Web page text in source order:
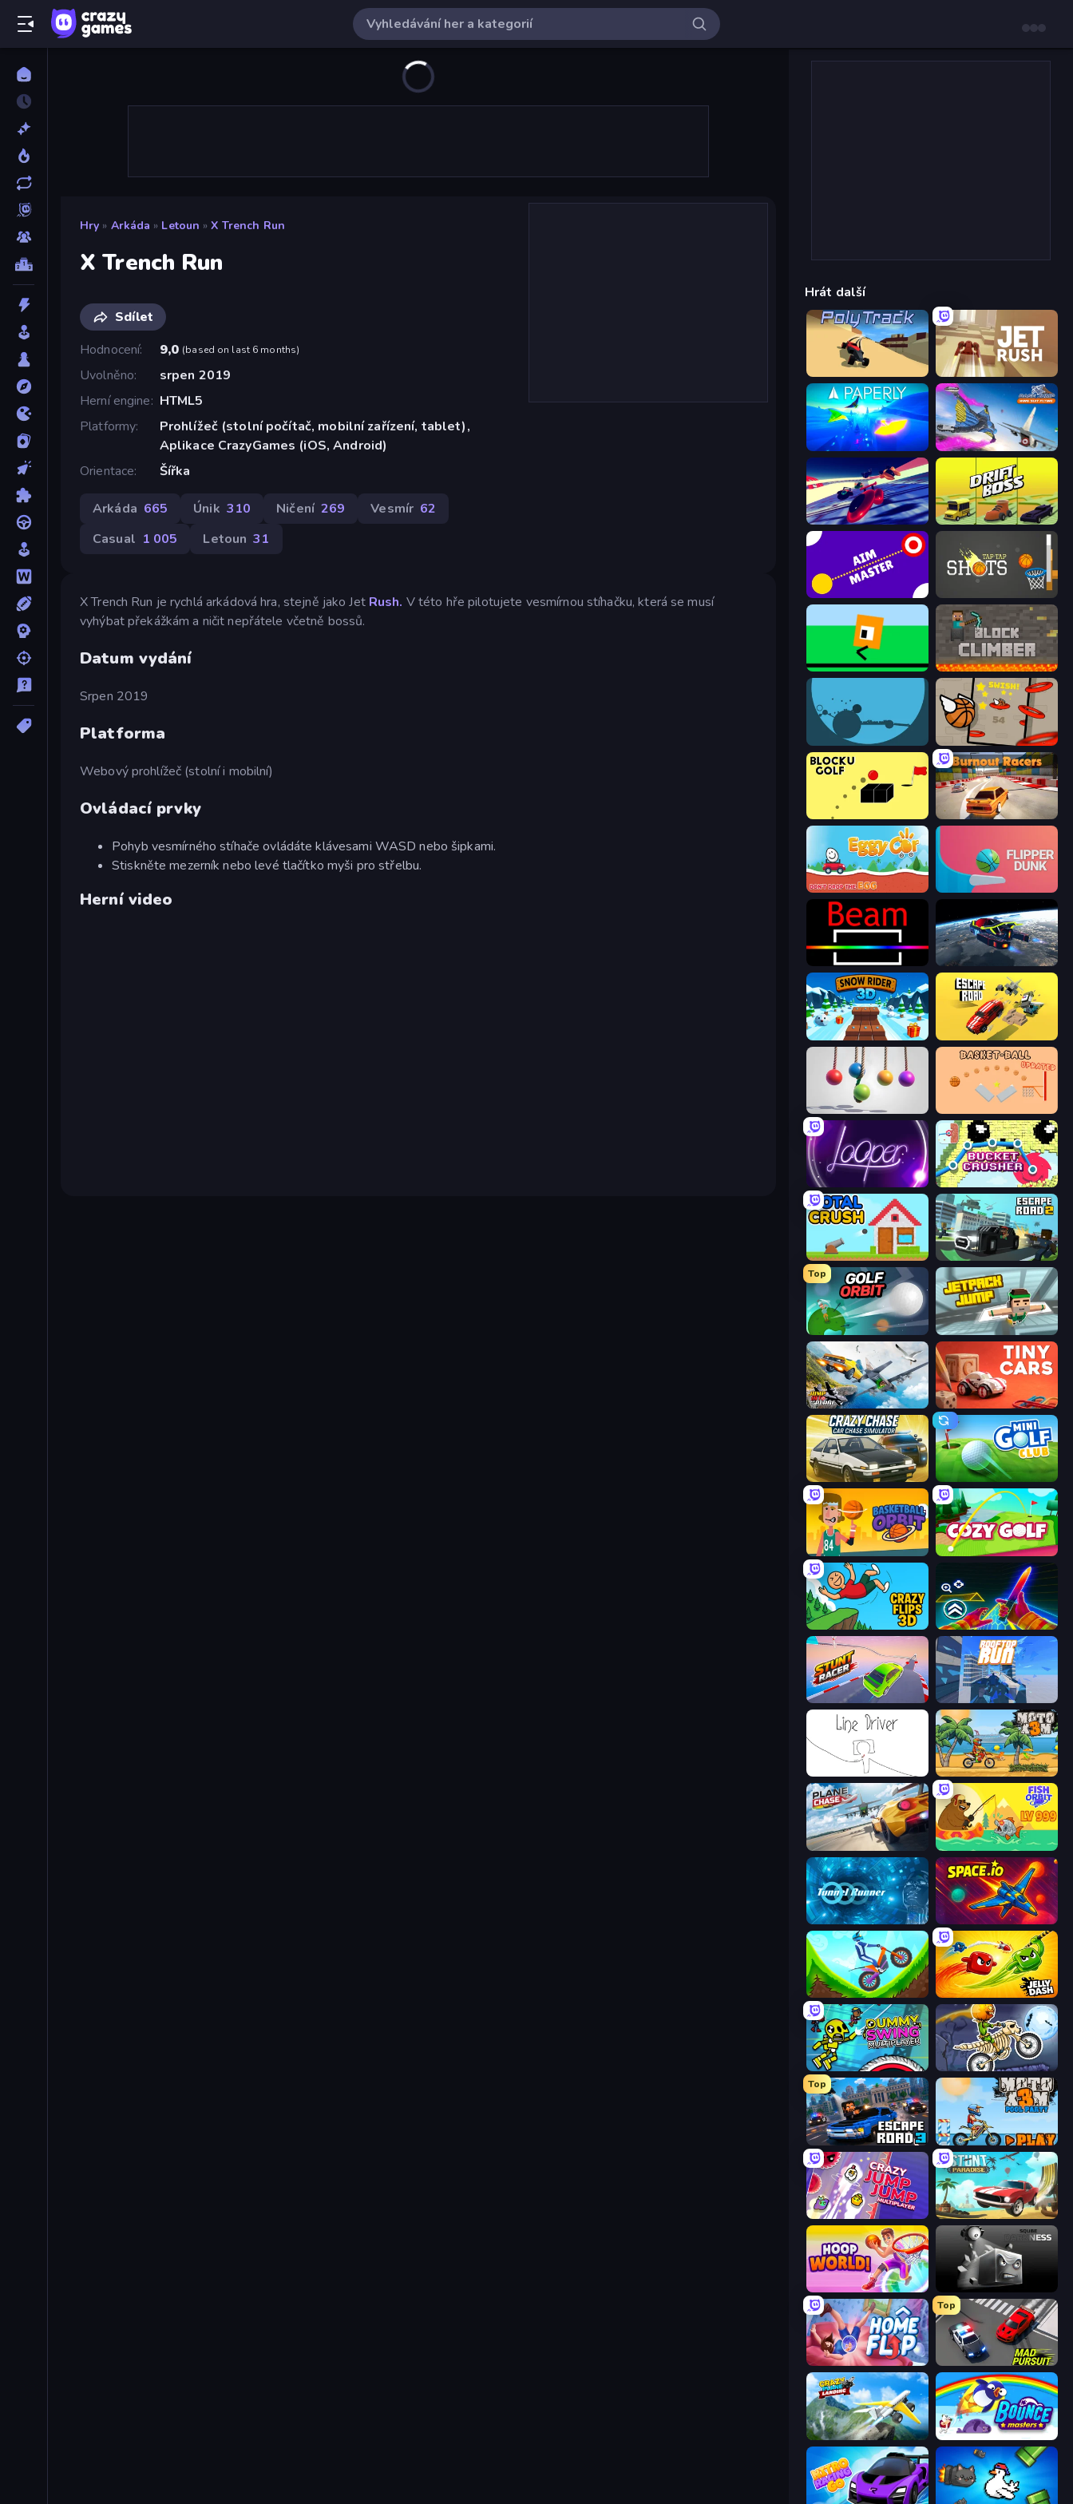
Hry » Arkáda » Letoun » X Trench Run
X Trench Run
Sdílet
Hodnocení
9,0 (based on last 6 months)
Uvolněno
srpen 2019
Herní engine
HTML5
Platformy
Prohlížeč (stolní počítač, mobilní zařízení, tablet),
Aplikace CrazyGames (iOS, Android)
Orientace
Šířka
Arkáda 665 Únik 310 Ničení 269 Vesmír 62
Casual 1 005 Letoun 31
X Trench Run je rychlá arkádová hra, stejně jako Jet Rush. V této hře pilotujete vesmírnou stíhačku, která se musí
vyhýbat překážkám a ničit nepřátele včetně bossů.
Datum vydání
Srpen 2019
Platforma
Webový prohlížeč (stolní i mobilní)
Ovládací prvky
Pohyb vesmírného stíhače ovládáte klávesami WASD nebo šipkami.
Stiskněte mezerník nebo levé tlačítko myši pro střelbu.
Herní video
Hrát další
Jet Rush
Paperly: Paper Plane Adventure Base Jump Wing Suit Flying
Hyperspace Racers 3 Drift Boss
Aim Master
Oh, flip! Block Climber
circloO Flappy Dunk
Bounce Blocku Golf Burnout Racers
Eggy Car Flipper Dunk 3D
Beam Flying Wings HoverCraft
Snow Rider 3D Escape Road
Pendulum Master
Looper Bucket Crusher
Total Crush Escape Road 2
Top
Golf Orbit Jetpack Jump
Jump Into The Plane Tiny Cars
Crazy Chase - Car Chase Simulator Mini Golf Club
Basketball Orbit Cozy Golf
Crazy Flips 3D Surf GO Parkour
Stunt Racer Rooftop Run
Moto X3M
Plane Chase Fish Orbit
Tunnel Runner Space.io
Hill Climb on Moto Bike Jelly Dash
Crazy Dummy Swing Multiplayer Moto X3M 6: Spooky Land
Top
Escape Road 3 Moto X3M 5: Pool Party
Crazy Jump Jump Multiplayer Stunt Paradise
Hoop World 3D Sqube Darkness
Home Flip
Top
Mad Pursuit
Crazy Plane Landing Bouncemasters